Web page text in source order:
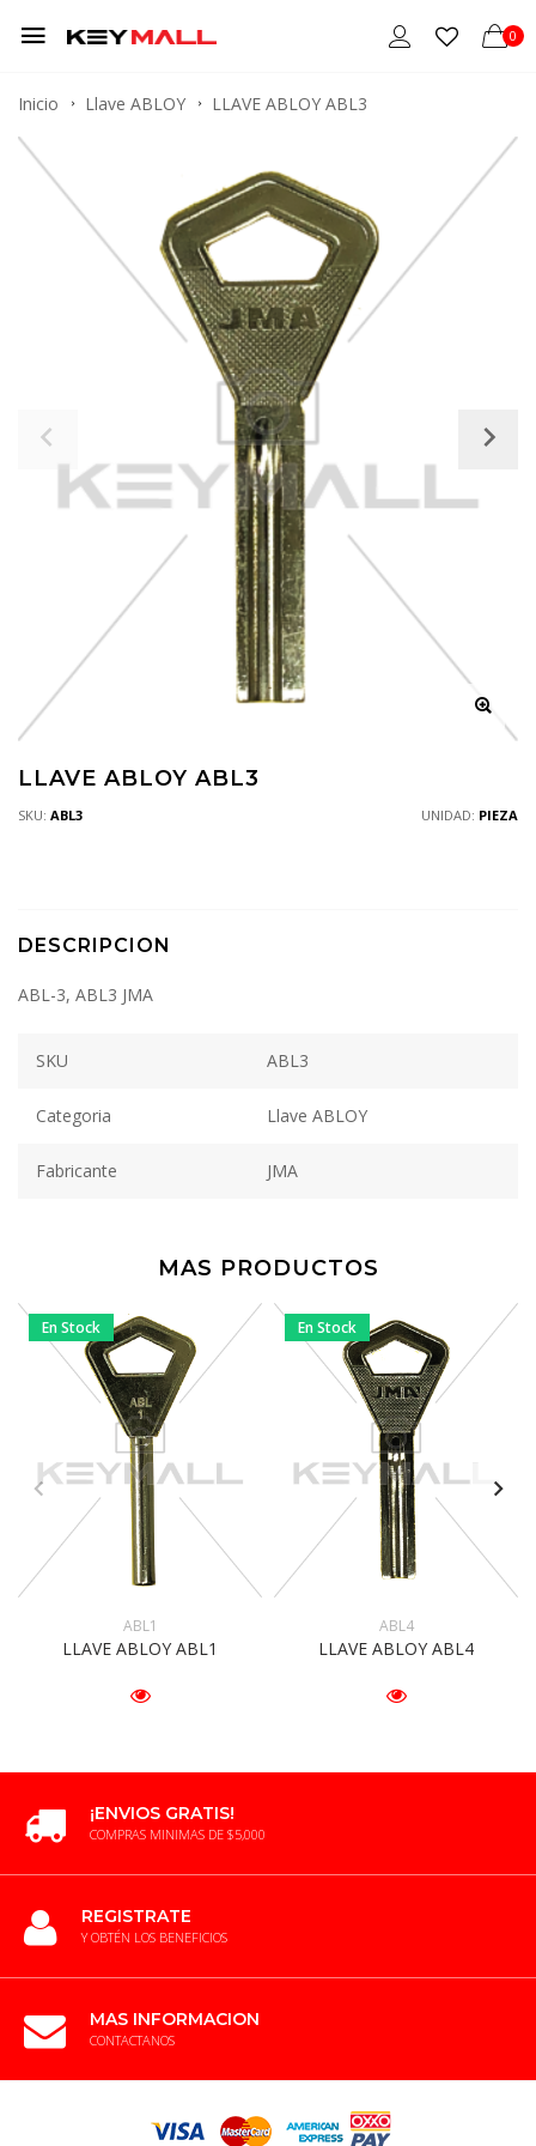
0
Inicio Llave ABLOY LLAVE ABLOY ABL3
LLAVE ABLOY ABL3
SKU: ABL3 UNIDAD: PIEZA
DESCRIPCION
ABL-3, ABL3 JMA
SKU ABL3
Categoria Llave ABLOY
Fabricante JMA
MAS PRODUCTOS
En Stock
ABL1
LLAVE ABLOY ABL1
En Stock
ABL4
LLAVE ABLOY ABL4
¡ENVIOS GRATIS!
COMPRAS MINIMAS DE $5,000
REGISTRATE
Y OBTÉN LOS BENEFICIOS
MAS INFORMACION
CONTACTANOS